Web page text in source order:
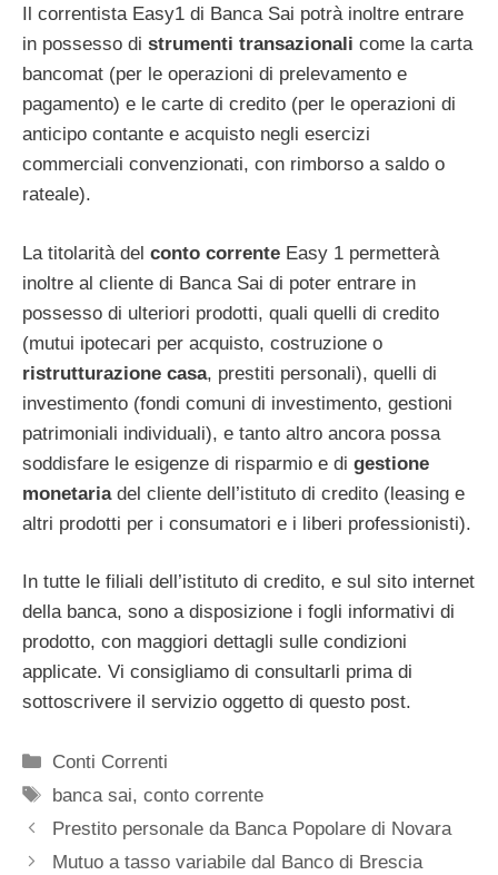
Il correntista Easy1 di Banca Sai potrà inoltre entrare
in possesso di strumenti transazionali come la carta
bancomat (per le operazioni di prelevamento e
pagamento) e le carte di credito (per le operazioni di
anticipo contante e acquisto negli esercizi
commerciali convenzionati, con rimborso a saldo o
rateale).
La titolarità del conto corrente Easy 1 permetterà
inoltre al cliente di Banca Sai di poter entrare in
possesso di ulteriori prodotti, quali quelli di credito
(mutui ipotecari per acquisto, costruzione o
ristrutturazione casa, prestiti personali), quelli di
investimento (fondi comuni di investimento, gestioni
patrimoniali individuali), e tanto altro ancora possa
soddisfare le esigenze di risparmio e di gestione
monetariadel cliente dell’istituto di credito (leasing e
altri prodotti per i consumatori e i liberi professionisti).
In tutte le filiali dell’istituto di credito, e sul sito internet
della banca, sono a disposizione i fogli informativi di
prodotto, con maggiori dettagli sulle condizioni
applicate. Vi consigliamo di consultarli prima di
sottoscrivere il servizio oggetto di questo post.
Categorie
Conti Correnti
Tag
banca sai,conto corrente
Prestito personale da Banca Popolare di Novara
Mutuo a tasso variabile dal Banco di Brescia